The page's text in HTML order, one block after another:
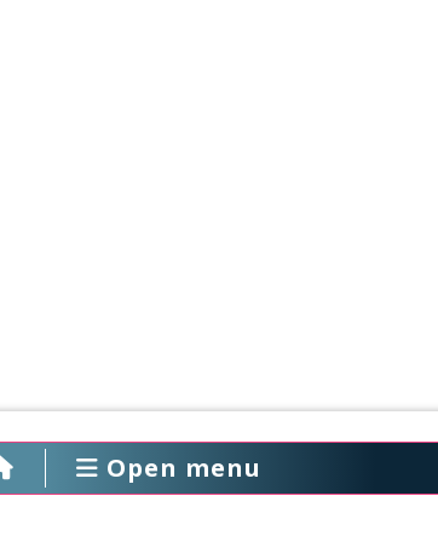
Open menu